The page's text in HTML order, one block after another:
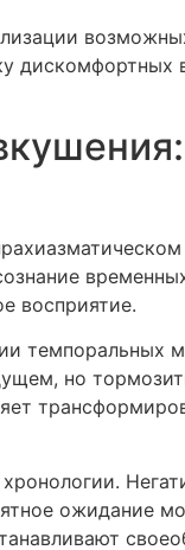
дискомфортных
восприятие.
темпоральных
но
ожидание